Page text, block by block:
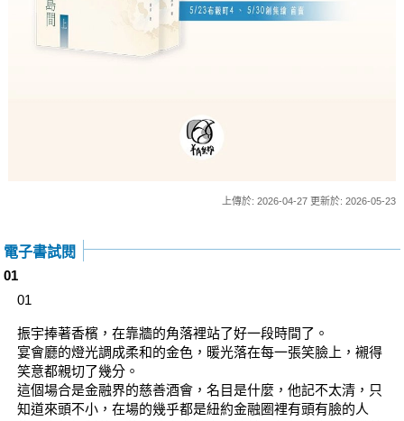
上傳於: 2026-04-27 更新於: 2026-05-23
電子書試閱
01
01
振宇捧著香檳，在靠牆的角落裡站了好一段時間了。
宴會廳的燈光調成柔和的金色，暖光落在每一張笑臉上，襯得
笑意都親切了幾分。
這個場合是金融界的慈善酒會，名目是什麼，他記不太清，只
知道來頭不小，在場的幾乎都是紐約金融圈裡有頭有臉的人